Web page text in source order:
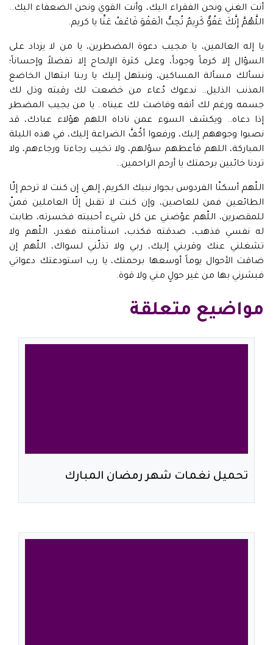
أنت الغني ونحن الفقراء اليك، وأنت القوي ونحن الضعفاء اليك..
اللَّهُمَّ إِنَّكَ عَفُوٌّ كَرِيمٌ تُحِبُّ الْعَفْوَ فَاعْفُ عَنِّا يا كريم.
يا إله العالمين، يا مجيب دعوة المضطرين، يا من لا يزداد على
السؤال إلا كرماً وجوداً، وعلى كثرة الإلحاح إلا تفضلاً وإحساناً؛
نسألك مسألة المساكين، ونبتهل إليك يا ربنا ابتهال الخاضع
المذنب الذليل.. ندعوك دُعاء من خضعت لك رقبته وذل لك
جسمه ورغم لك أنفه وفاضت لك عيناه.. يا من يجيب المضطر
إذا دعاه.. ويكشف السوء عمن ناداه اللهم هؤلاء عبادك، قد
نصبوا وجوههم إليك، ورفعوا أكُفَّ الضراعة إليك، في هذه الليلة
المباركة، اللهم فأعطهم سؤلهم، ولا تخيب رجاءنا ورجاءهم، ولا
تردنا خائبين برحمتك يا أرحم الراحمين..
اللّهم أسكنّا الفردوس بجوار نبيك الكريم، إلهي إن كنت لا ترحم إلّا
الطائعين فمن للعاصين، وإن كنت لا تقبل إلّا العاملين فمنّ
للمقصرين، اللّهم عوّضني عن كل شيء أحببته فخسرته، طابت
له نفسي فذهب، صدقته فكذب، استأمنته فغدر، اللّهم ولا
تشغلني عنك وقربني إليك، ربي ولا تذلّني لسواك، اللّهم إن
ضاقت الأحوال يوماً أوسعها برحمتك، يا رب استودعتك دعواتي
فبشرني بها من غير حولٍ مني ولا قوة.
مواضيع متعلقة
تحميل نغمات شهر رمضان المبارك